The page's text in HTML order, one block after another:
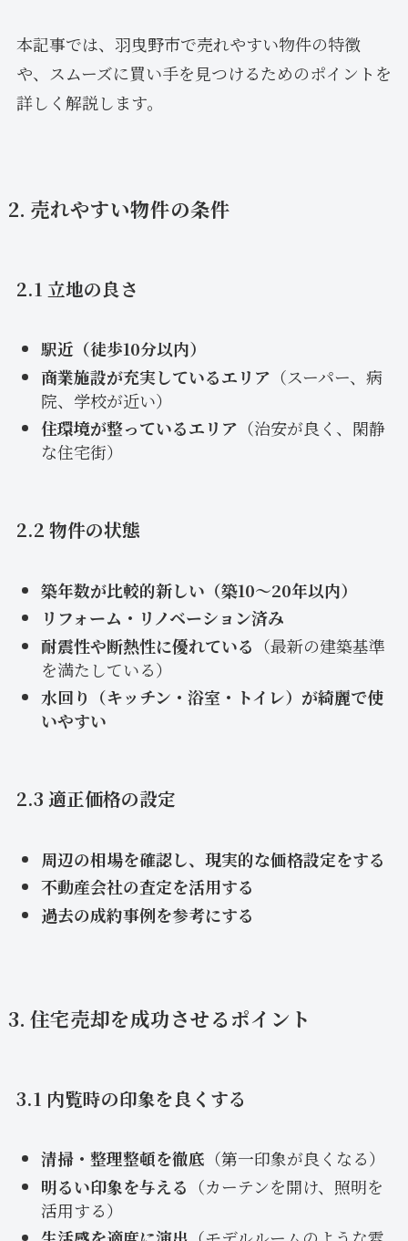
本記事では、羽曳野市で売れやすい物件の特徴
や、スムーズに買い手を見つけるためのポイントを
詳しく解説します。
2. 売れやすい物件の条件
2.1 立地の良さ
駅近（徒歩10分以内）
商業施設が充実しているエリア （スーパー、病
院、学校が近い）
住環境が整っているエリア （治安が良く、閑静
な住宅街）
2.2 物件の状態
築年数が比較的新しい（築10～20年以内）
リフォーム・リノベーション済み
耐震性や断熱性に優れている （最新の建築基準
を満たしている）
水回り（キッチン・浴室・トイレ）が綺麗で使
いやすい
2.3 適正価格の設定
周辺の相場を確認し、現実的な価格設定をする
不動産会社の査定を活用する
過去の成約事例を参考にする
3. 住宅売却を成功させるポイント
3.1 内覧時の印象を良くする
清掃・整理整頓を徹底 （第一印象が良くなる）
明るい印象を与える （カーテンを開け、照明を
活用する）